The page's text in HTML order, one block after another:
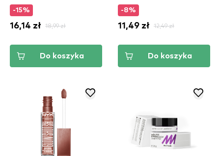
-15%
16,14 zł 18,99 zł
Do koszyka
-8%
11,49 zł 12,49 zł
Do koszyka